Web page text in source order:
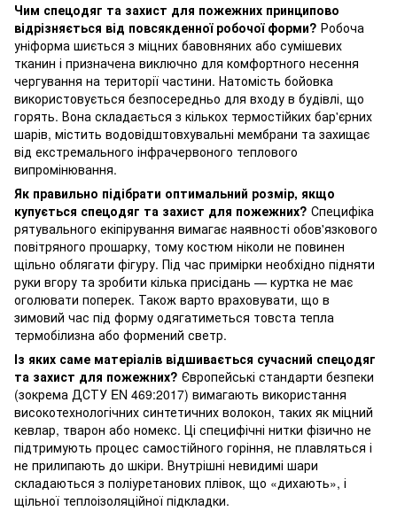
Чим спецодяг та захист для пожежних принципово
відрізняється від повсякденної робочої форми? Робоча
уніформа шиється з міцних бавовняних або сумішевих
тканин і призначена виключно для комфортного несення
чергування на території частини. Натомість бойовка
використовується безпосередньо для входу в будівлі, що
горять. Вона складається з кількох термостійких бар'єрних
шарів, містить водовідштовхувальні мембрани та захищає
від екстремального інфрачервоного теплового
випромінювання.
Як правильно підібрати оптимальний розмір, якщо
купується спецодяг та захист для пожежних? Специфіка
рятувального екіпірування вимагає наявності обов'язкового
повітряного прошарку, тому костюм ніколи не повинен
щільно облягати фігуру. Під час примірки необхідно підняти
руки вгору та зробити кілька присідань — куртка не має
оголювати поперек. Також варто враховувати, що в
зимовий час під форму одягатиметься товста тепла
термобілизна або формений светр.
Із яких саме матеріалів відшивається сучасний спецодяг
та захист для пожежних? Європейські стандарти безпеки
(зокрема ДСТУ EN 469:2017) вимагають використання
високотехнологічних синтетичних волокон, таких як міцний
кевлар, тварон або номекс. Ці специфічні нитки фізично не
підтримують процес самостійного горіння, не плавляться і
не прилипають до шкіри. Внутрішні невидимі шари
складаються з поліуретанових плівок, що «дихають», і
щільної теплоізоляційної підкладки.